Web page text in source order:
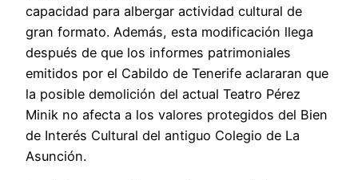
capacidad para albergar actividad cultural de
gran formato. Además, esta modificación llega
después de que los informes patrimoniales
emitidos por el Cabildo de Tenerife aclararan que
la posible demolición del actual Teatro Pérez
Minik no afecta a los valores protegidos del Bien
de Interés Cultural del antiguo Colegio de La
Asunción.